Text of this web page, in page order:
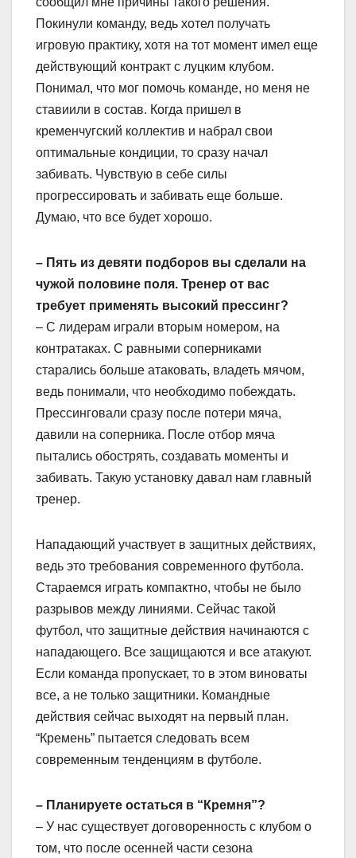
Покинули команду, ведь хотел получать
игровую практику, хотя на тот момент имел еще
действующий контракт с луцким клубом.
Понимал, что мог помочь команде, но меня не
ставиили в состав. Когда пришел в
кременчугский коллектив и набрал свои
оптимальные кондиции, то сразу начал
забивать. Чувствую в себе силы
прогрессировать и забивать еще больше.
Думаю, что все будет хорошо.
– Пять из девяти подборов вы сделали на
чужой половине поля. Тренер от вас
требует применять высокий прессинг?
– С лидерам играли вторым номером, на
контратаках. С равными соперниками
старались больше атаковать, владеть мячом,
ведь понимали, что необходимо побеждать.
Прессинговали сразу после потери мяча,
давили на соперника. После отбор мяча
пытались обострять, создавать моменты и
забивать. Такую установку давал нам главный
тренер.
Нападающий участвует в защитных действиях,
ведь это требования современного футбола.
Стараемся играть компактно, чтобы не было
разрывов между линиями. Сейчас такой
футбол, что защитные действия начинаются с
нападающего. Все защищаются и все атакуют.
Если команда пропускает, то в этом виноваты
все, а не только защитники. Командные
действия сейчас выходят на первый план.
“Кремень” пытается следовать всем
современным тенденциям в футболе.
– Планируете остаться в “Кремня”?
– У нас существует договоренность с клубом о
том, что после осенней части сезона